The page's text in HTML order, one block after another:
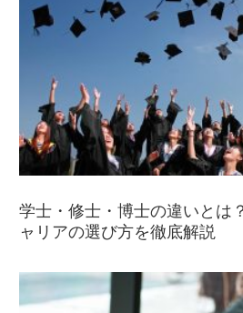
学士・修士・博士の違いとは
ャリアの選び方を徹底解説